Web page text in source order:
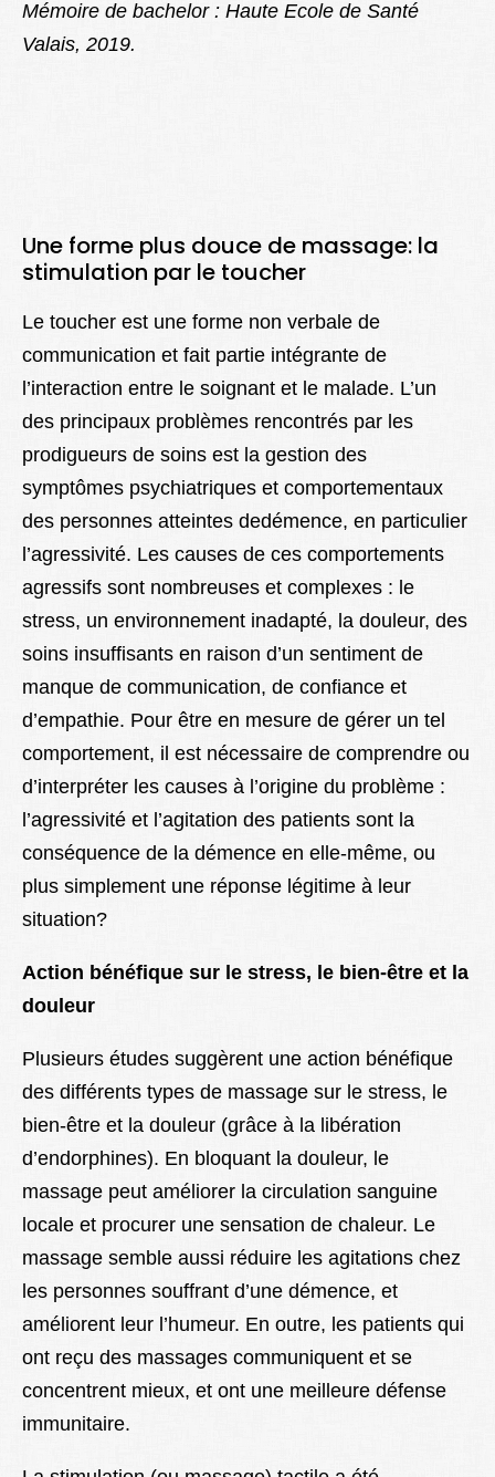
Mémoire de bachelor : Haute Ecole de Santé
Valais, 2019.
Une forme plus douce de massage: la
stimulation par le toucher
Le toucher est une forme non verbale de
communication et fait partie intégrante de
l’interaction entre le soignant et le malade. L’un
des principaux problèmes rencontrés par les
prodigueurs de soins est la gestion des
symptômes psychiatriques et comportementaux
des personnes atteintes dedémence, en particulier
l’agressivité. Les causes de ces comportements
agressifs sont nombreuses et complexes : le
stress, un environnement inadapté, la douleur, des
soins insuffisants en raison d’un sentiment de
manque de communication, de confiance et
d’empathie. Pour être en mesure de gérer un tel
comportement, il est nécessaire de comprendre ou
d’interpréter les causes à l’origine du problème :
l’agressivité et l’agitation des patients sont la
conséquence de la démence en elle-même, ou
plus simplement une réponse légitime à leur
situation?
Action bénéfique sur le stress, le bien-être et la
douleur
Plusieurs études suggèrent une action bénéfique
des différents types de massage sur le stress, le
bien-être et la douleur (grâce à la libération
d’endorphines). En bloquant la douleur, le
massage peut améliorer la circulation sanguine
locale et procurer une sensation de chaleur. Le
massage semble aussi réduire les agitations chez
les personnes souffrant d’une démence, et
améliorent leur l’humeur. En outre, les patients qui
ont reçu des massages communiquent et se
concentrent mieux, et ont une meilleure défense
immunitaire.